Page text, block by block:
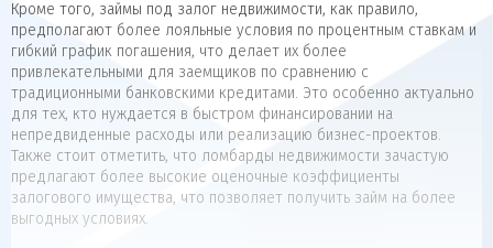
Кроме того, займы под залог недвижимости, как правило,
предполагают более лояльные условия по процентным ставкам и
гибкий график погашения, что делает их более
привлекательными для заемщиков по сравнению с
традиционными банковскими кредитами. Это особенно актуально
для тех, кто нуждается в быстром финансировании на
непредвиденные расходы или реализацию бизнес-проектов.
Также стоит отметить, что ломбарды недвижимости зачастую
предлагают более высокие оценочные коэффициенты
залогового имущества, что позволяет получить займ на более
выгодных условиях.